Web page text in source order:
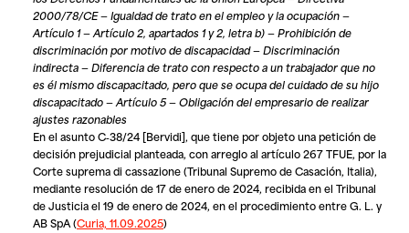
2000/78/CE — Igualdad de trato en el empleo y la ocupación —
Artículo 1 — Artículo 2, apartados 1 y 2, letra b) — Prohibición de
discriminación por motivo de discapacidad — Discriminación
indirecta — Diferencia de trato con respecto a un trabajador que no
es él mismo discapacitado, pero que se ocupa del cuidado de su hijo
discapacitado — Artículo 5 — Obligación del empresario de realizar
ajustes razonables
En el asunto C‑38/24 [Bervidi], que tiene por objeto una petición de
decisión prejudicial planteada, con arreglo al artículo 267 TFUE, por la
Corte suprema di cassazione (Tribunal Supremo de Casación, Italia),
mediante resolución de 17 de enero de 2024, recibida en el Tribunal
de Justicia el 19 de enero de 2024, en el procedimiento entreG. L. y
AB SpA (Curia, 11.09.2025)